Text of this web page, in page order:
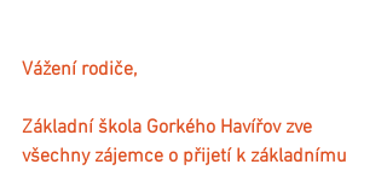
Vážení rodiče,
Základní škola Gorkého Havířov zve
všechny zájemce o přijetí k základnímu